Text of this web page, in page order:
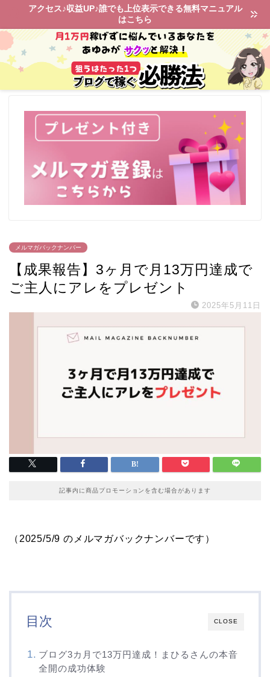
アクセス♪収益UP♪誰でも上位表示できる無料マニュアル
はこちら
メルマガバックナンバー
【成果報告】3ヶ月で月13万円達成で
ご主人にアレをプレゼント
2025年5月11日
記事内に商品プロモーションを含む場合があります
（2025/5/9 のメルマガバックナンバーです）
CLOSE
目次
ブログ3カ月で13万円達成！まひるさんの本音
全開の成功体験